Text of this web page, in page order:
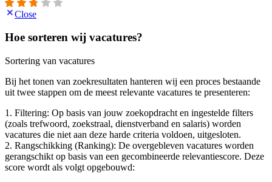
Close
Hoe sorteren wij vacatures?
Sortering van vacatures
Bij het tonen van zoekresultaten hanteren wij een proces bestaande
uit twee stappen om de meest relevante vacatures te presenteren:
1. Filtering: Op basis van jouw zoekopdracht en ingestelde filters
(zoals trefwoord, zoekstraal, dienstverband en salaris) worden
vacatures die niet aan deze harde criteria voldoen, uitgesloten.
2. Rangschikking (Ranking): De overgebleven vacatures worden
gerangschikt op basis van een gecombineerde relevantiescore. Deze
score wordt als volgt opgebouwd: